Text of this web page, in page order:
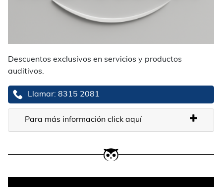
Descuentos exclusivos en servicios y productos
auditivos.
Llamar: 8315 2081
Para más información click aquí